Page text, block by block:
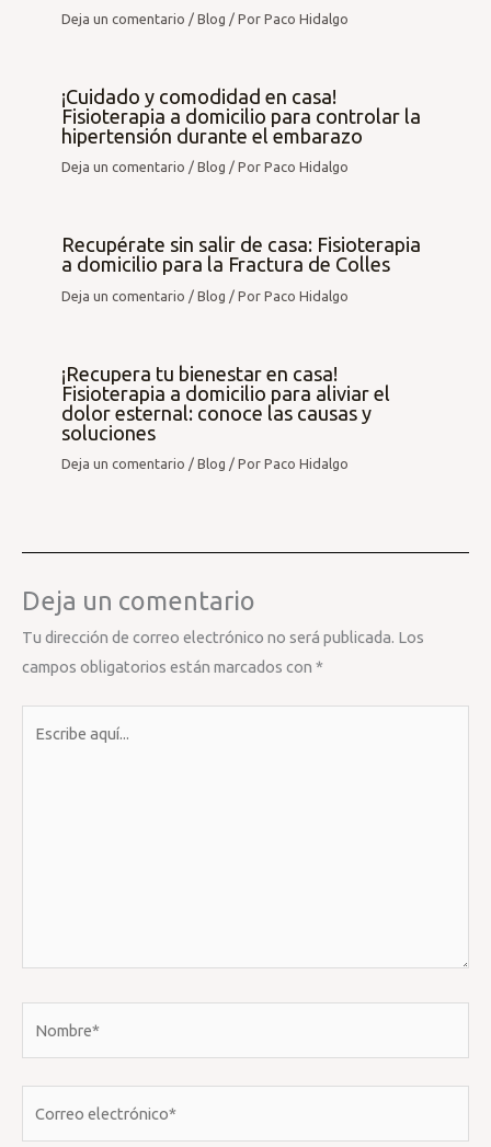
Deja un comentario /Blog / PorPaco Hidalgo
¡Cuidado y comodidad en casa!
Fisioterapia a domicilio para controlar la
hipertensión durante el embarazo
Deja un comentario /Blog / PorPaco Hidalgo
Recupérate sin salir de casa: Fisioterapia
a domicilio para la Fractura de Colles
Deja un comentario /Blog / PorPaco Hidalgo
¡Recupera tu bienestar en casa!
Fisioterapia a domicilio para aliviar el
dolor esternal: conoce las causas y
soluciones
Deja un comentario /Blog / PorPaco Hidalgo
Deja un comentario
Tu dirección de correo electrónico no será publicada. Los
campos obligatorios están marcados con *